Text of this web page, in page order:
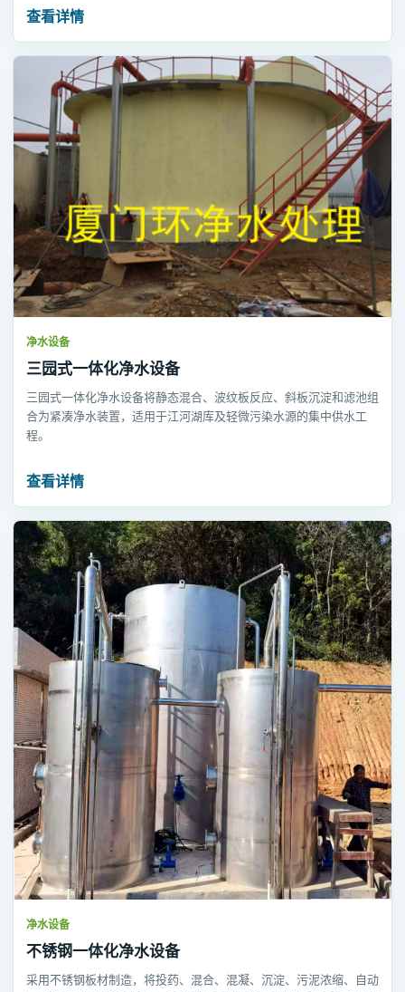
查看详情
净水设备
三园式一体化净水设备
三园式一体化净水设备将静态混合、波纹板反应、斜板沉淀和滤池组
合为紧凑净水装置，适用于江河湖库及轻微污染水源的集中供水工
程。
查看详情
净水设备
不锈钢一体化净水设备
采用不锈钢板材制造，将投药、混合、混凝、沉淀、污泥浓缩、自动